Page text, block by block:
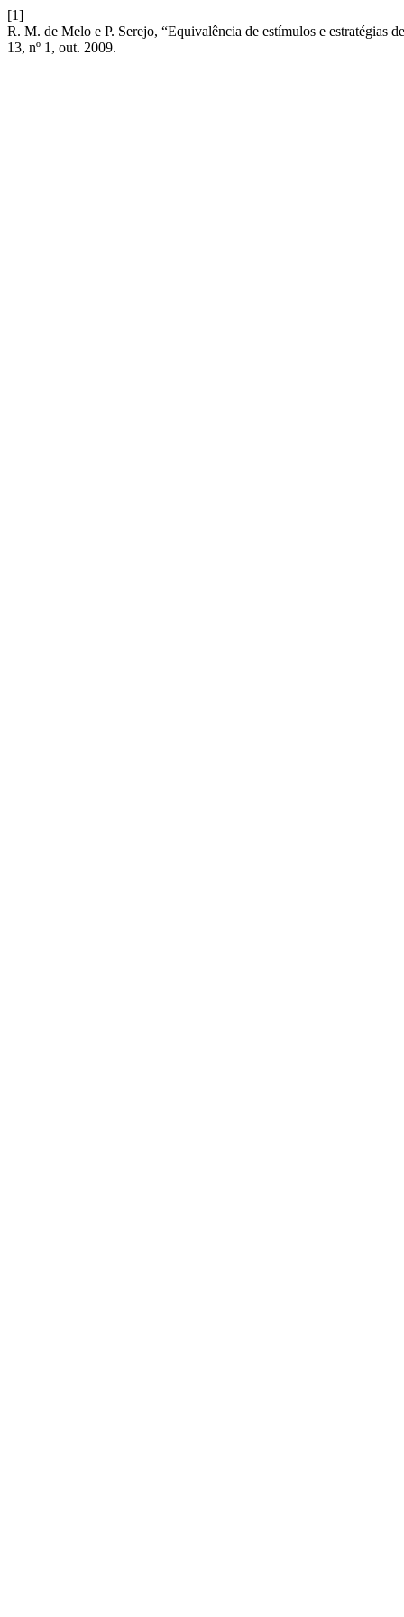
[1]
R. M. de Melo e P. Serejo, “Equivalência de estímulos e estratégias
13, nº 1, out. 2009.